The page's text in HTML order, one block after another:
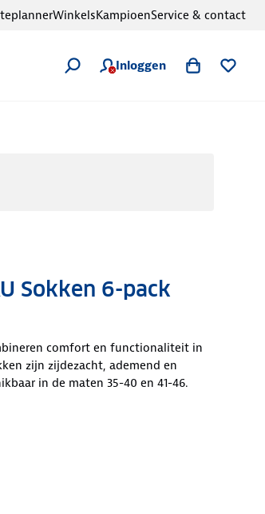
Inloggen
WinkelsKampioenService & contact
Sokken 6-pack
comfort en functionaliteit in
zijn zijdezacht, ademend en
in de maten 35-40 en 41-46.